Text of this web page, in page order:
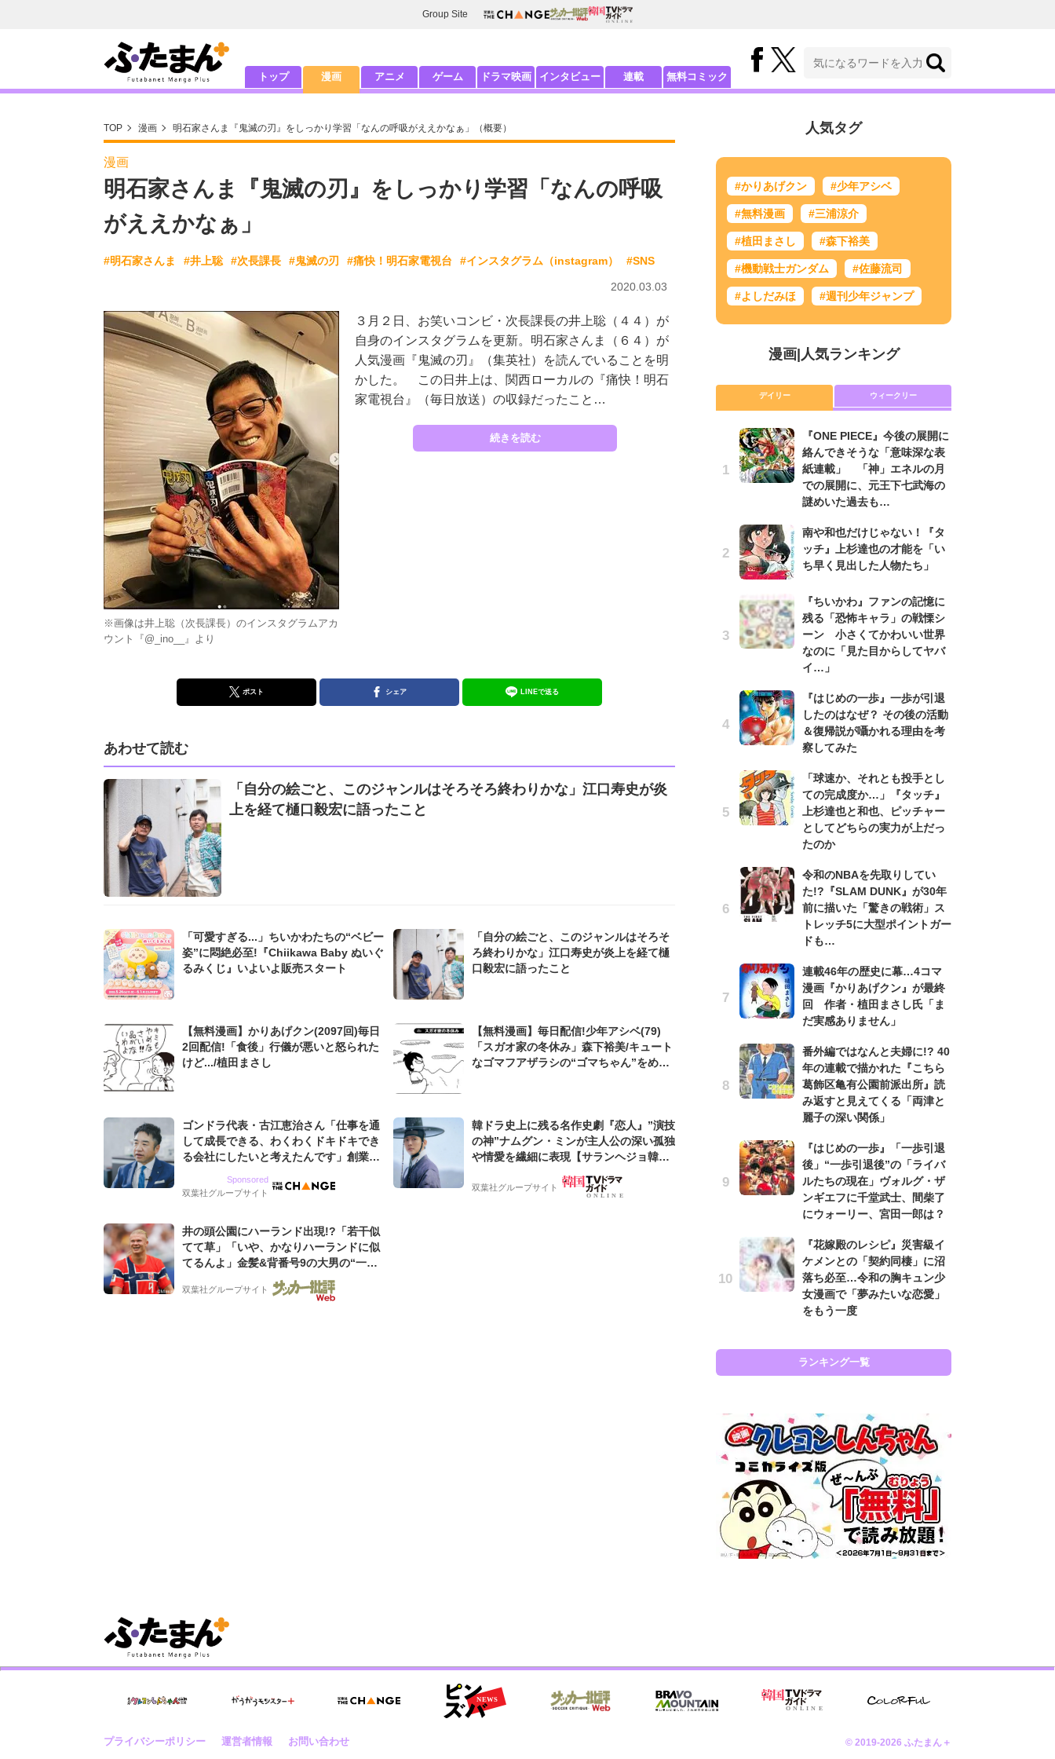
Group Site
トップ 漫画 アニメ ゲーム ドラマ映画 インタビュー 連載 無料コミック
TOP 漫画 明石家さんま『鬼滅の刃』をしっかり学習「なんの呼吸がええかなぁ」（概要）
漫画
明石家さんま『鬼滅の刃』をしっかり学習「なんの呼吸
がええかなぁ」
#明石家さんま #井上聡 #次長課長 #鬼滅の刃 #痛快！明石家電視台 #インスタグラム（instagram） #SNS
2020.03.03
※画像は井上聡（次長課長）のインスタグラムアカ
ウント『@_ino__』より
３月２日、お笑いコンビ・次長課長の井上聡（４４）が
自身のインスタグラムを更新。明石家さんま（６４）が
人気漫画『鬼滅の刃』（集英社）を読んでいることを明
かした。 この日井上は、関西ローカルの『痛快！明石
家電視台』（毎日放送）の収録だったこと…
続きを読む
ポスト シェア LINEで送る
あわせて読む
「自分の絵ごと、このジャンルはそろそろ終わりかな」江口寿史が炎
上を経て樋口毅宏に語ったこと
「可愛すぎる...」ちいかわたちの“ベビー
姿”に悶絶必至!『Chiikawa Baby ぬいぐ
るみくじ』いよいよ販売スタート
「自分の絵ごと、このジャンルはそろそ
ろ終わりかな」江口寿史が炎上を経て樋
口毅宏に語ったこと
【無料漫画】かりあげクン(2097回)毎日
2回配信!「食後」行儀が悪いと怒られた
けど.../植田まさし
【無料漫画】毎日配信!少年アシベ(79)
「スガオ家の冬休み」森下裕美/キュート
なゴマフアザラシの“ゴマちゃん”をめぐ
ゴンドラ代表・古江恵治さん「仕事を通
して成長できる、わくわくドキドキでき
る会社にしたいと考えたんです」創業来
グ会社のアイデンティティ
Sponsored
双葉社グループサイト
韓ドラ史上に残る名作史劇『恋人』”演技
の神”ナムグン・ミンが主人公の深い孤独
や情愛を繊細に表現【サランヘジョ韓ド
双葉社グループサイト
井の頭公園にハーランド出現!?「若干似
てて草」「いや、かなりハーランドに似
てるんよ」金髪&背番号9の大男の“一人
バイキング・ロー”映像が話題!「元気を
もらった」
双葉社グループサイト
人気タグ
#かりあげクン #少年アシベ
#無料漫画 #三浦涼介
#植田まさし #森下裕美
#機動戦士ガンダム #佐藤流司
#よしだみほ #週刊少年ジャンプ
漫画| 人気ランキング
デイリー ウィークリー
『ONE PIECE』今後の展開に
絡んできそうな「意味深な表
紙連載」 「神」エネルの月
での展開に、元王下七武海の
謎めいた過去も…
南や和也だけじゃない！『タ
ッチ』上杉達也の才能を「い
ち早く見出した人物たち」
『ちいかわ』ファンの記憶に
残る「恐怖キャラ」の戦慄シ
ーン 小さくてかわいい世界
なのに「見た目からしてヤバ
イ…」
『はじめの一歩』一歩が引退
したのはなぜ？ その後の活動
＆復帰説が囁かれる理由を考
察してみた
「球速か、それとも投手とし
ての完成度か…」『タッチ』
上杉達也と和也、ピッチャー
としてどちらの実力が上だっ
たのか
令和のNBAを先取りしてい
た!?『SLAM DUNK』が30年
前に描いた「驚きの戦術」ス
トレッチ5に大型ポイントガー
ドも…
連載46年の歴史に幕…4コマ
漫画『かりあげクン』が最終
回 作者・植田まさし氏「ま
だ実感ありません」
番外編ではなんと夫婦に!? 40
年の連載で描かれた『こちら
葛飾区亀有公園前派出所』読
み返すと見えてくる「両津と
麗子の深い関係」
『はじめの一歩』「一歩引退
後」“一歩引退後”の「ライバ
ルたちの現在」ヴォルグ・ザ
ンギエフに千堂武士、間柴了
にウォーリー、宮田一郎は？
『花嫁殿のレシピ』災害級イ
ケメンとの「契約同棲」に沼
落ち必至…令和の胸キュン少
女漫画で「夢みたいな恋愛」
をもう一度
ランキング一覧
プライバシーポリシー 運営者情報 お問い合わせ © 2019-2026 ふたまん＋